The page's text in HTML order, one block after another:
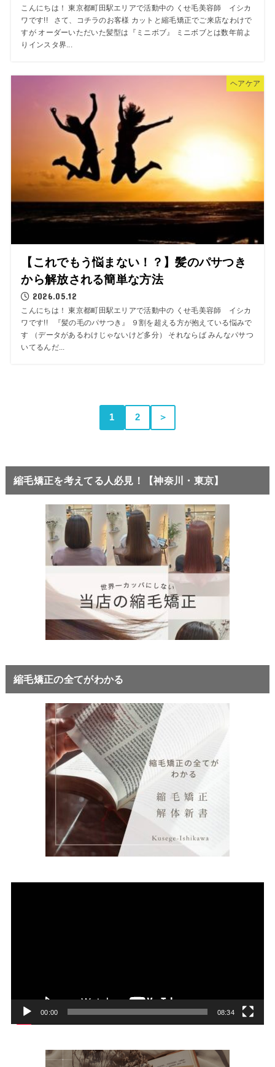
こんにちは！ 東京都町田駅エリアで活動中の くせ毛美容師 イシカ
ワです!! さて、コチラのお客様 カットと縮毛矯正でご来店なわけで
すが オーダーいただいた髪型は『ミニボブ』 ミニボブとは数年前よ
りインスタ界...
ヘアケア
【これでもう悩まない！？】髪のパサつき
から解放される簡単な方法
2026.05.12
こんにちは！ 東京都町田駅エリアで活動中の くせ毛美容師 イシカ
ワです!! 『髪の毛のパサつき』 ９割を超える方が抱えている悩みで
す （データがあるわけじゃないけど多分） それならば みんなパサつ
いてるんだ...
1 2 ＞
縮毛矯正を考えてる人必見！【神奈川・東京】
縮毛矯正の全てがわかる
00:00 08:34